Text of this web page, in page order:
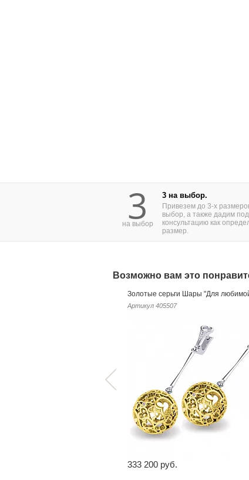
3
на выбор
3 на выбор.
Привезем до 3-х
выбор, а также дадим
консультацию как
размер.
Возможно вам это
Золотые серьги Шары "Для
Артикул 405507
333 200 руб.